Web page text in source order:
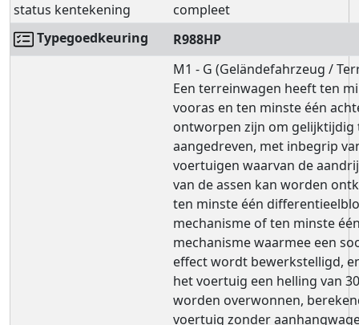
status kentekening
compleet
Typegoedkeuring
R988HP
M1 - G (Geländefahrzeug /
Een terreinwagen heeft ten
vooras en ten minste één
ontworpen zijn om gelijktijdig
aangedreven, met inbegrip
voertuigen waarvan de
van de assen kan worden
ten minste één
mechanisme of ten minste
mechanisme waarmee een
effect wordt bewerkstelligd,
het voertuig een helling van
worden overwonnen,
voertuig zonder